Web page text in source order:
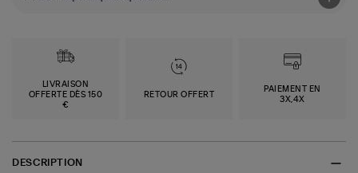
LIVRAISON
OFFERTE DÈS 150
€
RETOUR OFFERT
PAIEMENT EN
3X,4X
DESCRIPTION